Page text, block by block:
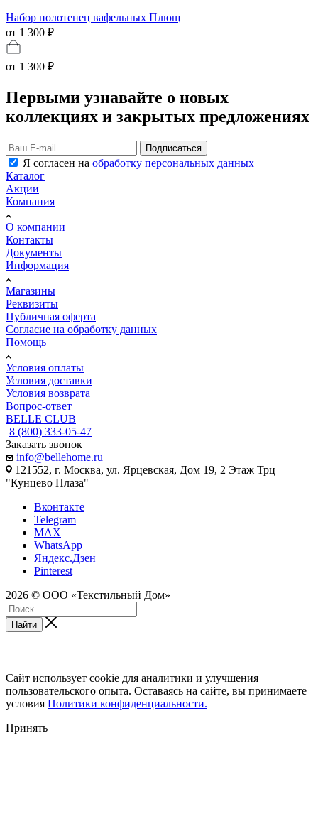
Набор полотенец вафельных Плющ
от 1 300 ₽
от 1 300 ₽
Первыми узнавайте о новых
коллекциях и закрытых предложениях
Подписаться
Я согласен на обработку персональных данных
Каталог
Акции
Компания
О компании
Контакты
Документы
Информация
Магазины
Реквизиты
Публичная оферта
Согласие на обработку данных
Помощь
Условия оплаты
Условия доставки
Условия возврата
Вопрос-ответ
BELLE CLUB
8 (800) 333-05-47
Заказать звонок
info@bellehome.ru
121552, г. Москва, ул. Ярцевская, Дом 19, 2 Этаж Трц
"Кунцево Плаза"
Вконтакте
Telegram
MAX
WhatsApp
Яндекс.Дзен
Pinterest
2026 © ООО «Текстильный Дом»
Найти
Сайт использует cookie для аналитики и улучшения
пользовательского опыта. Оставаясь на сайте, вы принимаете
условия Политики конфиденциальности.
Принять